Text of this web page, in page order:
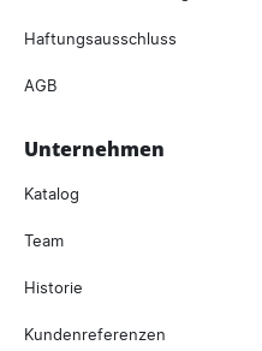
Haftungsausschluss
AGB
Unternehmen
Katalog
Team
Historie
Kundenreferenzen